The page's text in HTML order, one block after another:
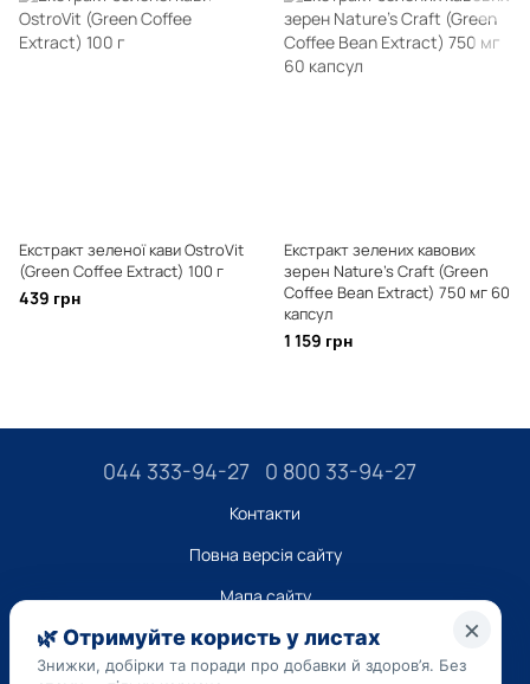
Екстракт зеленої кави OstroVit
(Green Coffee Extract) 100 г
439 грн
Екстракт зелених кавових
зерен Nature's Craft (Green
Coffee Bean Extract) 750 мг 60
капсул
1 159 грн
044 333-94-27 0 800 33-94-27
Контакти
Повна версія сайту
Мапа сайту
ТОВ “ДО ЮА”,
Код ЄДРПОУ 45223262